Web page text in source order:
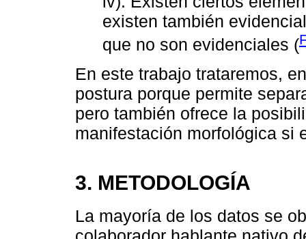
existen también
que no son evidenciales (
En este trabajo trataremos,
postura porque permite
pero también ofrece la
manifestación morfológica si
3. METODOLOGÍA
La mayoría de los datos se